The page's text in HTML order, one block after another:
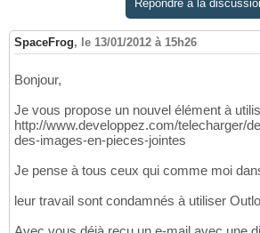
Répondre à la
SpaceFrog, le 13/01/2012 à 15h26
Bonjour,
Je vous propose un nouvel élément à
http://www.developpez.com/telecharger/
des-images-en-pieces-jointes
Je pense à tous ceux qui comme moi
leur travail sont condamnés à utiliser